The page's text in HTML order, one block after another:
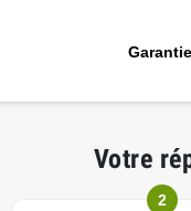
Votre
2